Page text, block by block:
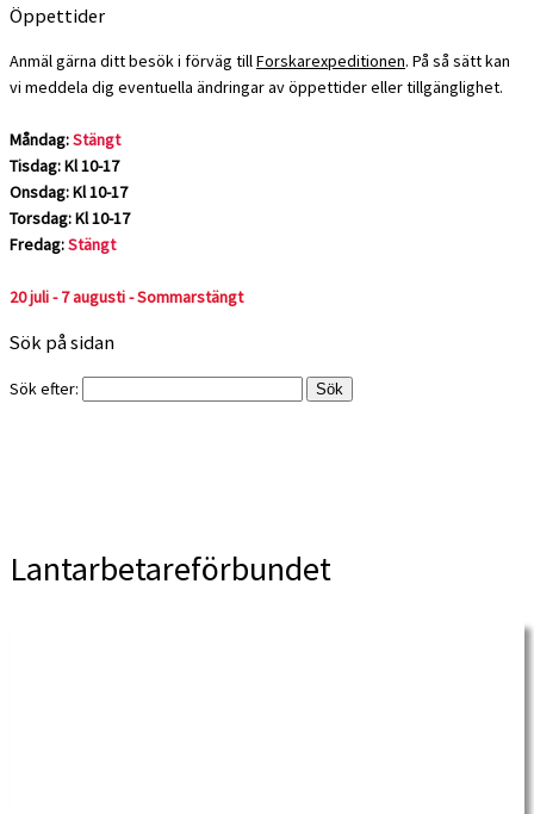
Öppettider
Anmäl gärna ditt besök i förväg tillForskarexpeditionen. På så sätt kan
vi meddela dig eventuella ändringar av öppettider eller tillgänglighet.
Måndag:Stängt
Tisdag: Kl 10-17
Onsdag: Kl 10-17
Torsdag: Kl 10-17
Fredag:Stängt
20 juli - 7 augusti - Sommarstängt
Sök på sidan
Sök efter:
Lantarbetareförbundet